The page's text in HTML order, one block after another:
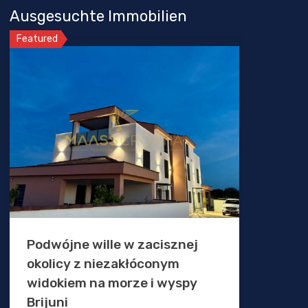
Ausgesuchte Immobilien
Featured
Podwójne wille w zacisznej
okolicy z niezakłóconym
widokiem na morze i wyspy
Brijuni